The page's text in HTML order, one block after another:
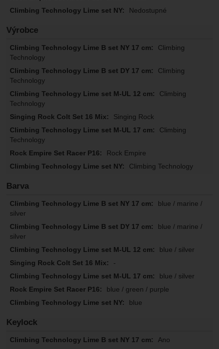
Nedostupné
Výrobce
Climbing
Technology
Climbing
Technology
Climbing
Technology
Singing Rock
Climbing
Technology
Rock Empire
Climbing Technology
Barva
blue / marine /
silver
blue / marine /
silver
blue / silver
-
blue / silver
blue / green / purple
blue
Keylock
Ano